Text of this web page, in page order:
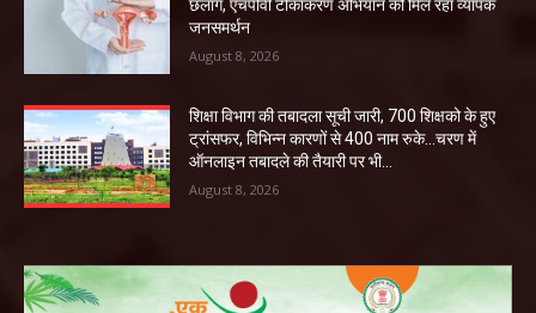
छलांग, एचपीवी टीकाकरण अभियान को मिल रहा व्यापक
जनसमर्थन
August 8, 2026
शिक्षा विभाग की तबादला सूची जारी, 700 शिक्षको के हुए
ट्रांसफर, विभिन्न कारणों से 400 नाम रुके…चरण में
ऑनलाइन तबादले की तैयारी पर भी...
August 8, 2026